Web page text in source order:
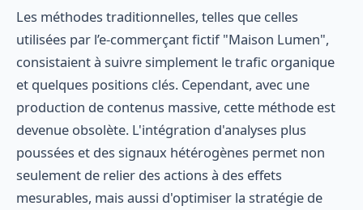
Les méthodes traditionnelles, telles que celles
utilisées par l’e-commerçant fictif "Maison Lumen",
consistaient à suivre simplement le trafic organique
et quelques positions clés. Cependant, avec une
production de contenus massive, cette méthode est
devenue obsolète. L'intégration d'analyses plus
poussées et des signaux hétérogènes permet non
seulement de relier des actions à des effets
mesurables, mais aussi d'optimiser la stratégie de